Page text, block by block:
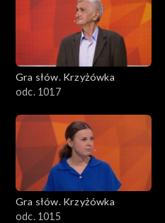
Gra słów. Krzyżówka
odc. 1017
Gra słów. Krzyżówka
odc. 1015